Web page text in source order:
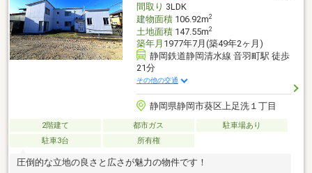
間取り 3LDK
建物面積106.92m2
土地面積147.55m2
築年月 1977年7月(築49年2ヶ月)
静岡鉄道静岡清水線 音羽町駅 徒歩
21分
その他の交通
静岡県静岡市葵区上足洗１丁目
2階建て 都市ガス
駐車場あり
駐車3台
所有権
圧倒的な立地の良さと広さが魅力の物件です！